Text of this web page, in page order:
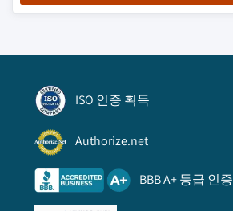
ISO 인증 획득
Authorize.net
BBB A+ 등급 인증